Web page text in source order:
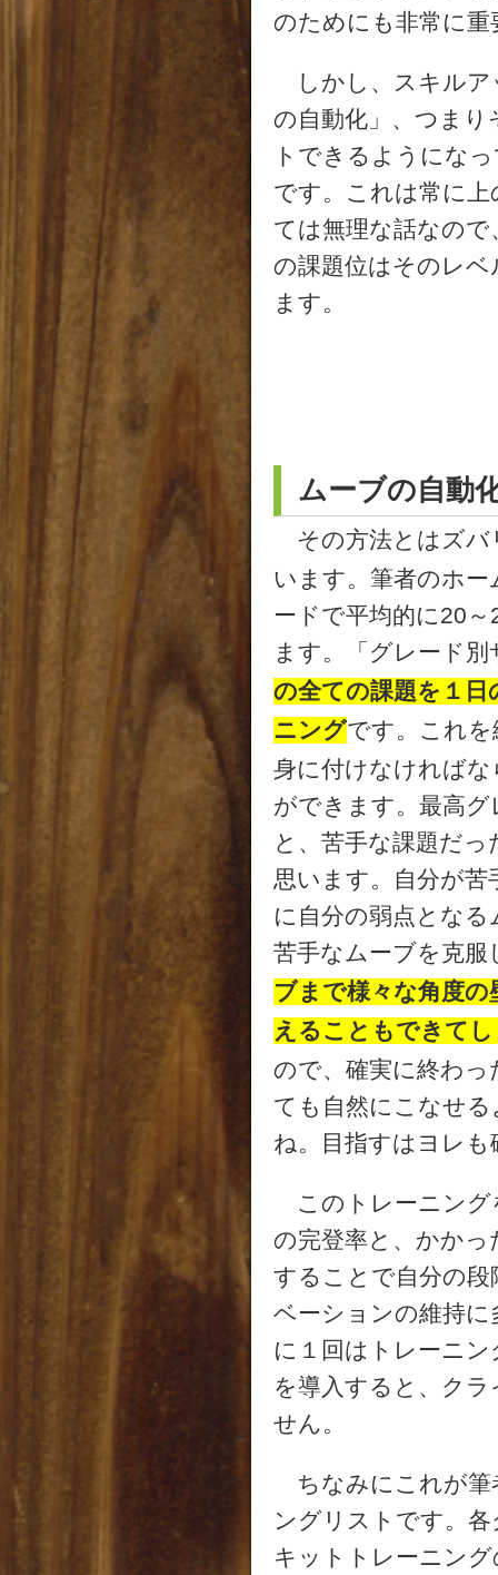
のためにも非常に
しかし、スキルア
の自動化」、つま
トできるようにな
です。これは常に
ては無理な話なの
の課題位はそのレ
ます。
ムーブの自動
その方法とはズバ
います。筆者のホ
ードで平均的に20
ます。「グレード
の全ての課題を１
ニングです。これ
身に付けなければ
ができます。最高
と、苦手な課題だ
思います。自分が
に自分の弱点とな
苦手なムーブを克服
ブまで様々な角度
えることもできて
ので、確実に終わ
ても自然にこなせ
ね。目指すはヨレ
このトレーニング
の完登率と、かか
することで自分の
ベーションの維持
に１回はトレーニ
を導入すると、ク
せん。
ちなみにこれが筆
ングリストです。
キットトレーニン